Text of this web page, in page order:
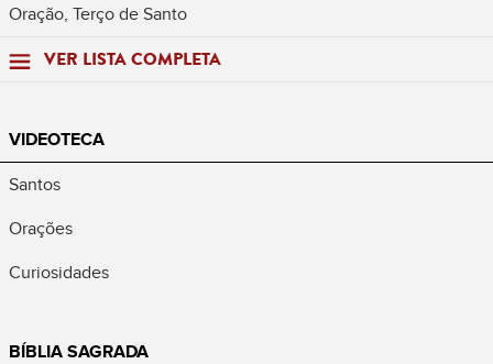
Oração, Terço de Santo
VER LISTA COMPLETA
VIDEOTECA
Santos
Orações
Curiosidades
BÍBLIA SAGRADA